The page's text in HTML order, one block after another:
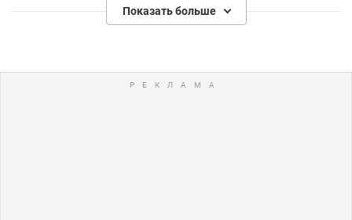
Показать больше